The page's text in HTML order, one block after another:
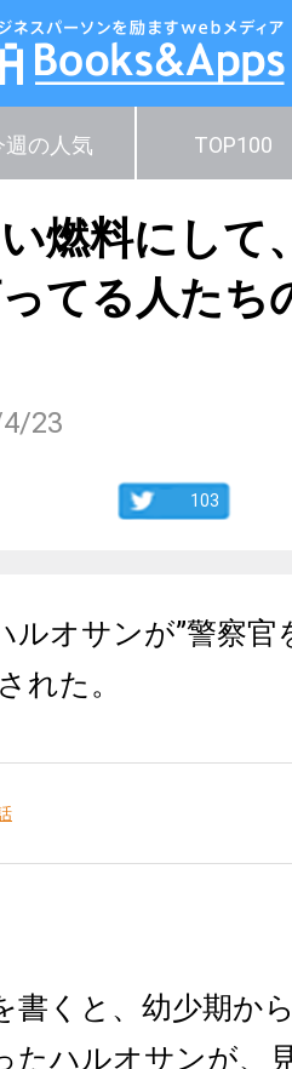
週の人気 TOP100
燃料にして
てる人たち
23
103
ルオサンが”警察
れた。
書くと、幼少期か
たハルオサンが、